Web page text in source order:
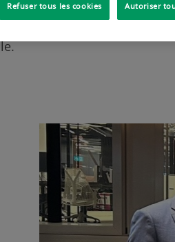
du secteur qu’elle
Refuser tous les cookies Autoriser